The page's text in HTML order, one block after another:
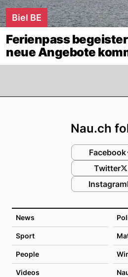
Biel BE
Ferienpass
neue Angebote
News
Sport
People
Videos
Nau.ch
Facebook
Twitter
Instagram